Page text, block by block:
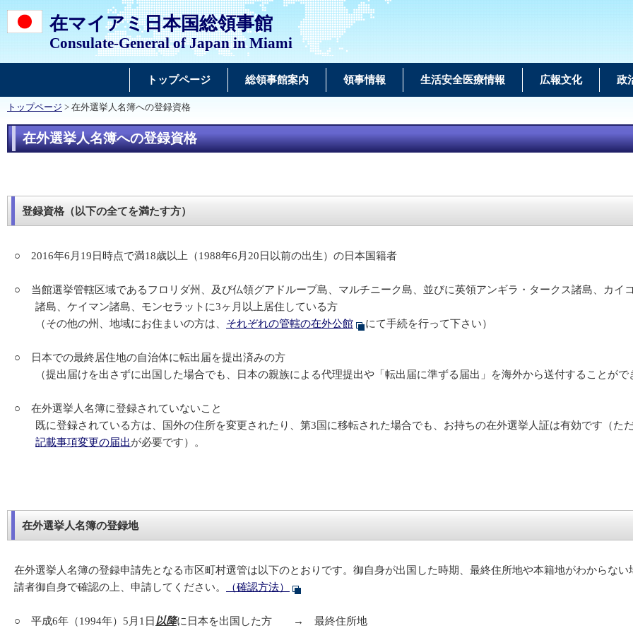
在マイアミ日本国総領事館
Consulate-General of Japan in Miami
トップページ 総領事館案内 領事情報 生活安全医療情報 広報文化 政
トップページ > 在外選挙人名簿への登録資格
在外選挙人名簿への登録資格
登録資格（以下の全てを満たす方）
○ 2016年6月19日時点で満18歳以上（1988年6月20日以前の出生）の日本国籍者
○ 当館選挙管轄区域であるフロリダ州、及び仏領グアドループ島、マルチニーク島、並びに英領アンギラ・タークス諸島、カイ
諸島、ケイマン諸島、モンセラットに3ヶ月以上居住している方
（その他の州、地域にお住まいの方は、 それぞれの管轄の在外公館 にて手続を行って下さい）
○ 日本での最終居住地の自治体に転出届を提出済みの方
（提出届けを出さずに出国した場合でも、日本の親族による代理提出や「転出届に準ずる届出」を海外から送付することがで
○ 在外選挙人名簿に登録されていないこと
既に登録されている方は、国外の住所を変更されたり、第3国に移転された場合でも、お持ちの在外選挙人証は有効です（ただ
記載事項変更の届出が必要です）。
在外選挙人名簿の登録地
在外選挙人名簿の登録申請先となる市区町村選管は以下のとおりです。御自身が出国した時期、最終住所地や本籍地がわからない
請者御自身で確認の上、申請してください。
（確認方法）
○ 平成6年（1994年）5月1日 以降に日本を出国した方 → 最終住所地